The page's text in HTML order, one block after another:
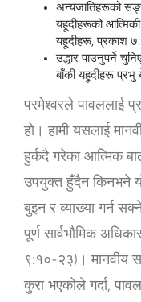
अन्यजातिहरूको
यहूदीहरूको
यहूदीहरू, प्रकाश
उद्धार पाउनुपर्ने
बाँकी यहूदीहरू
परमेश्‍वरले पावललाई
हो। हामी यसलाई
हुर्कदै गरेका आत्मिक
उपयुक्त हुँदैन किनभने
बुझ्न र व्याख्या गर्न
पूर्ण सार्वभौमिक
९:१०-२३)। मानवीय
कुरा भएकोले गर्दा,